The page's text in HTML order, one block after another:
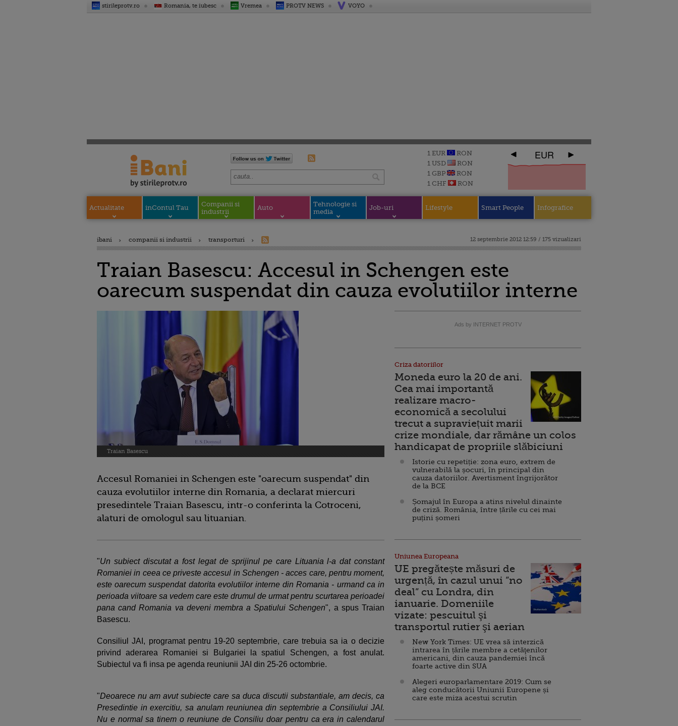
stirileprotv.ro Romania, te iubesc Vremea PROTV NEWS VOYO
1 EUR
RON
1 USD
RON
1 GBP
RON
1 CHF
RON
EUR
Actualitate inContul Tau
Companii si
industrii
Auto
Tehnologie si
media
Job-uri Lifestyle Smart People Infografice
ibani companii si industrii transporturi 12 septembrie 2012 12:59 / 175 vizualizari
Traian Basescu: Accesul in Schengen este
oarecum suspendat din cauza evolutiilor interne
Traian Basescu
Accesul Romaniei in Schengen este "oarecum suspendat" din
cauza evolutiilor interne din Romania, a declarat miercuri
presedintele Traian Basescu, intr-o conferinta la Cotroceni,
alaturi de omologul sau lituanian.
"Un subiect discutat a fost legat de sprijinul pe care Lituania l-a dat constant
Romaniei in ceea ce priveste accesul in Schengen - acces care, pentru moment,
este oarecum suspendat datorita evolutiilor interne din Romania - urmand ca in
perioada viitoare sa vedem care este drumul de urmat pentru scurtarea perioadei
pana cand Romania va deveni membra a Spatiului Schengen", a spus Traian
Basescu.
Consiliul JAI, programat pentru 19-20 septembrie, care trebuia sa ia o decizie
privind aderarea Romaniei si Bulgariei la spatiul Schengen, a fost anulat.
Subiectul va fi insa pe agenda reuniunii JAI din 25-26 octombrie.
"Deoarece nu am avut subiecte care sa duca discutii substantiale, am decis, ca
Presedintie in exercitiu, sa anulam reuniunea din septembrie a Consiliului JAI.
Nu e normal sa tinem o reuniune de Consiliu doar pentru ca era in calendarul
Ads by INTERNET PROTV
Criza datoriilor
Moneda euro la 20 de ani.
Cea mai importantă
realizare macro-
economică a secolului
trecut a supraviețuit marii
crize mondiale, dar rămâne un colos
handicapat de propriile slăbiciuni
Istorie cu repetiție: zona euro, extrem de
vulnerabilă la șocuri, în principal din
cauza datoriilor. Avertisment îngrijorător
de la BCE
Șomajul în Europa a atins nivelul dinainte
de criză. România, între țările cu cei mai
puțini șomeri
Uniunea Europeana
UE pregătește măsuri de
urgență, în cazul unui ”no
deal” cu Londra, din
ianuarie. Domeniile
vizate: pescuitul şi
transportul rutier şi aerian
New York Times: UE vrea să interzică
intrarea în țările membre a cetăţenilor
americani, din cauza pandemiei încă
foarte active din SUA
Alegeri europarlamentare 2019: Cum se
aleg conducătorii Uniunii Europene și
care este miza acestui scrutin